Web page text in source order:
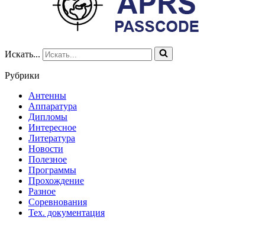
Искать...
Рубрики
Антенны
Аппаратура
Дипломы
Интересное
Литература
Новости
Полезное
Программы
Прохождение
Разное
Соревнования
Тех. документация